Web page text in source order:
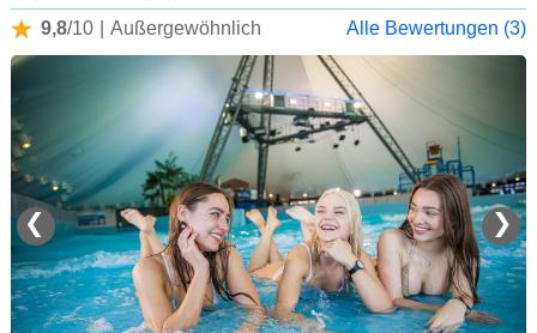
9,8/10 Außergewöhnlich Alle Bewertungen (3)
❮ ❯